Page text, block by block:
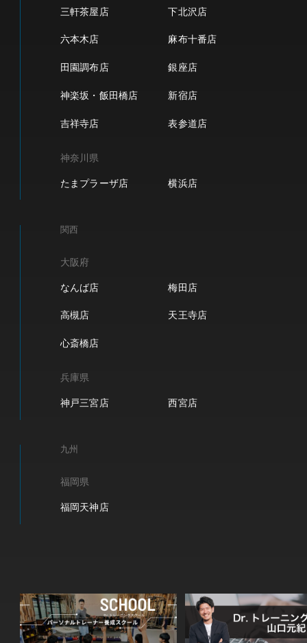
三軒茶屋店 下北沢店
六本木店 麻布十番店
田園調布店 銀座店
神楽坂・飯田橋店 新宿店
吉祥寺店 表参道店
神奈川県
たまプラーザ店 横浜店
関西
大阪府
なんば店 梅田店
高槻店 天王寺店
心斎橋店
兵庫県
神戸三宮店 西宮店
九州
福岡県
福岡天神店